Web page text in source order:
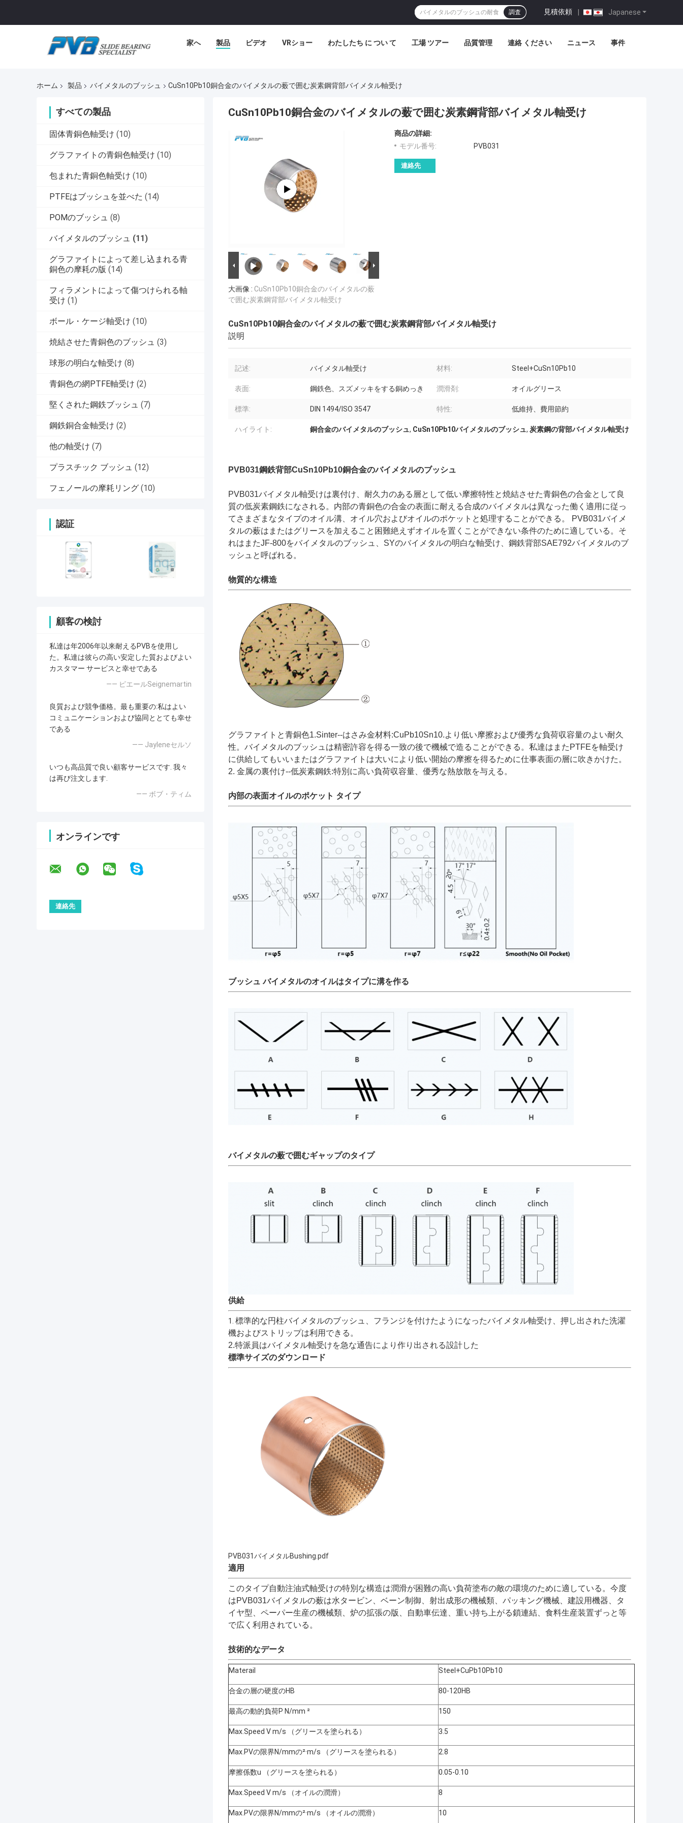
Japanese
見積依頼 |
調査
家へ 製品 ビデオ VRショー わたしたち に つい て 工場 ツアー 品質管理 連絡 ください ニュース 事件
ホーム 製品 バイメタルのブッシュ CuSn10Pb10銅合金のバイメタルの薮で囲む炭素鋼背部バイメタル軸受け
すべての製品
固体青銅色軸受け (10)
グラファイトの青銅色軸受け (10)
包まれた青銅色軸受け (10)
PTFEはブッシュを並べた (14)
POMのブッシュ (8)
バイメタルのブッシュ (11)
グラファイトによって差し込まれる青
銅色の摩耗の版 (14)
フィラメントによって傷つけられる軸
受け (1)
ボール・ケージ軸受け (10)
焼結させた青銅色のブッシュ (3)
球形の明白な軸受け (8)
青銅色の網PTFE軸受け (2)
堅くされた鋼鉄ブッシュ (7)
鋼鉄銅合金軸受け (2)
他の軸受け (7)
プラスチック ブッシュ (12)
フェノールの摩耗リング (10)
認証
顧客の検討
私達は年2006年以来耐えるPVBを使用し
た。私達は彼らの高い安定した質およびよい
カスタマー サービスと幸せである
—— ピエールSeignemartin
良質および競争価格。最も重要の:私はよい
コミュニケーションおよび協同ととても幸せ
である
—— Jayleneセルソ
いつも高品質で良い顧客サービスです. 我々
は再び注文します.
—— ボブ・ティム
オンラインです
CuSn10Pb10銅合金のバイメタルの薮で囲む炭素鋼背部バイメタル軸受け
大画像 : CuSn10Pb10銅合金のバイメタルの薮
で囲む炭素鋼背部バイメタル軸受け
商品の詳細:
モデル番号:
PVB031
連絡先
CuSn10Pb10銅合金のバイメタルの薮で囲む炭素鋼背部バイメタル軸受け
説明
記述: バイメタル軸受け 材料: Steel+CuSn10Pb10
表面: 鋼鉄色、スズメッキをする銅めっき 潤滑剤: オイルグリース
標準: DIN 1494/ISO 3547 特性: 低維持、費用節約
ハイライト: 銅合金のバイメタルのブッシュ, CuSn10Pb10バイメタルのブッシュ, 炭素鋼の背部バイメタル軸受け
PVB031鋼鉄背部CuSn10Pb10銅合金のバイメタルのブッシュ
PVB031バイメタル軸受けは裏付け、耐久力のある層として低い摩擦特性と焼結させた青銅色の合金として良
質の低炭素鋼鉄になされる。内部の青銅色の合金の表面に耐える合成のバイメタルは異なった働く適用に従っ
てさまざまなタイプのオイル溝、オイル穴およびオイルのポケットと処理することができる。 PVB031バイメ
タルの薮はまたはグリースを加えること困難絶えずオイルを置くことができない条件のために適している。そ
れはまたJF-800をバイメタルのブッシュ、SYのバイメタルの明白な軸受け、鋼鉄背部SAE792バイメタルのブ
ッシュと呼ばれる。
物質的な構造
グラファイトと青銅色1.Sinter--はさみ金材料:CuPb10Sn10.より低い摩擦および優秀な負荷収容量のよい耐久
性。バイメタルのブッシュは精密許容を得る一致の後で機械で造ることができる。私達はまたPTFEを軸受け
に供給してもいいまたはグラファイトは大いにより低い開始の摩擦を得るために仕事表面の層に吹きかけた。
2. 金属の裏付け--低炭素鋼鉄:特別に高い負荷収容量、優秀な熱放散を与える。
内部の表面オイルのポケット タイプ
ブッシュ バイメタルのオイルはタイプに溝を作る
バイメタルの薮で囲むギャップのタイプ
供給
1. 標準的な円柱バイメタルのブッシュ、フランジを付けたようになったバイメタル軸受け、押し出された洗濯
機およびストリップは利用できる。
2.特派員はバイメタル軸受けを急な通告により作り出される設計した
標準サイズのダウンロード
PVB031バイメタルBushing.pdf
適用
このタイプ自動注油式軸受けの特別な構造は潤滑が困難の高い負荷塗布の敵の環境のために適している。今度
はPVB031バイメタルの薮は水タービン、ベーン制御、射出成形の機械類、パッキング機械、建設用機器、タ
イヤ型、ペーパー生産の機械類、炉の拡張の版、自動車伝達、重い持ち上がる鎖連結、食料生産装置ずっと等
で広く利用されている。
技術的なデータ
Materail Steel+CuPb10Pb10
合金の層の硬度のHB 80-120HB
最高の動的負荷P N/mm ² 150
Max.Speed V m/s （グリースを塗られる） 3.5
Max.PVの限界N/mmの²·m/s （グリースを塗られる） 2.8
摩擦係数u （グリースを塗られる） 0.05-0.10
Max.Speed V m/s （オイルの潤滑） 8
Max.PVの限界N/mmの²·m/s （オイルの潤滑） 10